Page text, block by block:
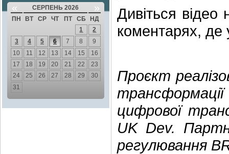
« СЕРПЕНЬ 2026 »
ПН ВТ СР ЧТ ПТ СБ
НД
1
2
3
4 5 6 7 8
9
10
11 12 13 14 15
16
17
18 19 20 21 22
23
24
25 26 27 28 29
30
31
Дивіться відео
коментарях, де
Проєкт
цифрової
UK Dev.
регулювання